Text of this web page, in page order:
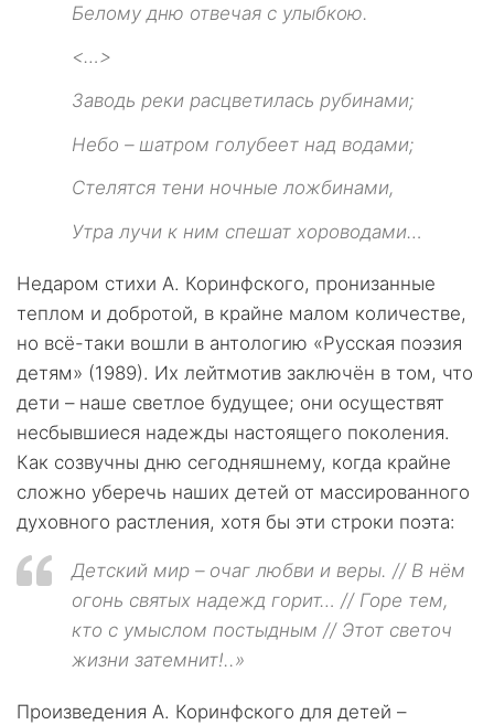
Белому дню отвечая с улыбкою.
<…>
Заводь реки расцветилась рубинами;
Небо – шатром голубеет над водами;
Стелятся тени ночные ложбинами,
Утра лучи к ним спешат хороводами…
Недаром стихи А. Коринфского, пронизанные
теплом и добротой, в крайне малом количестве,
но всё-таки вошли в антологию «Русская поэзия
детям» (1989). Их лейтмотив заключён в том, что
дети – наше светлое будущее; они осуществят
несбывшиеся надежды настоящего поколения.
Как созвучны дню сегодняшнему, когда крайне
сложно уберечь наших детей от массированного
духовного растления, хотя бы эти строки поэта:
Детский мир – очаг любви и веры. // В нём
огонь святых надежд горит… // Горе тем,
кто с умыслом постыдным // Этот светоч
жизни затемнит!..»
Произведения А. Коринфского для детей –